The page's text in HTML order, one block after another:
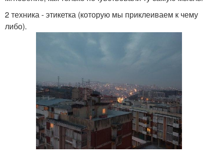
2 техника - этикетка (которую мы приклеиваем к чему
либо).